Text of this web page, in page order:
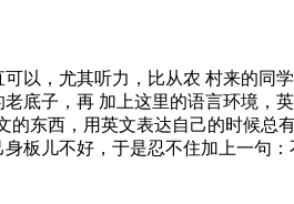
，尤其听力，比从农 村来的同
底子，再 加上这里的语言环境，
东西，用英文表达自己的时候总
板儿不好，于是忍不住加上一句：